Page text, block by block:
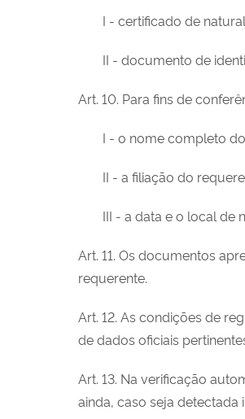
I - certificado de
II - documento de
Art. 10. Para fins de
I - o nome completo
II - a filiação do
III - a data e o local de
Art. 11. Os documentos
requerente.
Art. 12. As condições de
de dados oficiais
Art. 13. Na verificação
ainda, caso seja